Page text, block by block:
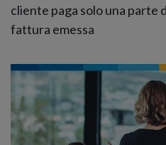
cliente paga solo una parte
fattura emessa